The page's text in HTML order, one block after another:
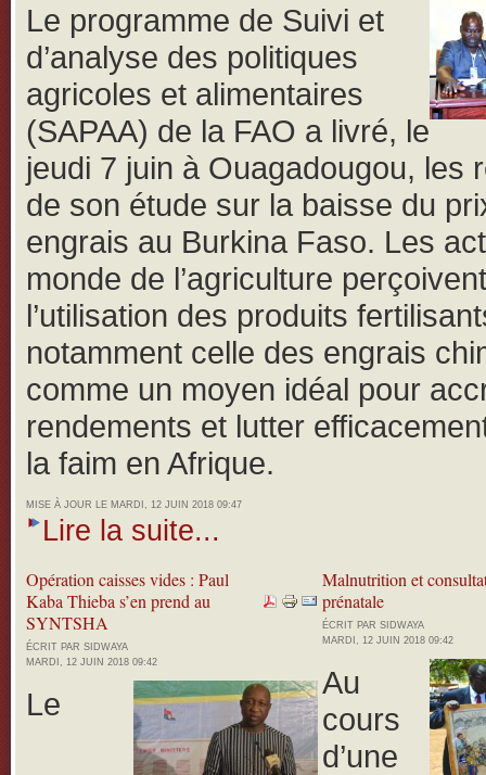
Le programme de Suivi et
d’analyse des politiques
agricoles et alimentaires
(SAPAA) de la FAO a livré, le
jeudi 7 juin à Ouagadougou, les
de son étude sur la baisse du
engrais au Burkina Faso. Les
monde de l’agriculture perçoivent
l’utilisation des produits
notamment celle des engrais
comme un moyen idéal pour
rendements et lutter
la faim en Afrique.
MISE À JOUR LE MARDI, 12 JUIN 2018 09:47
Lire la suite...
Opération caisses vides : Paul
Kaba Thieba s’en prend au
SYNTSHA
ÉCRIT PAR SIDWAYA
MARDI, 12 JUIN 2018 09:42
Le
Malnutrition et
prénatale
ÉCRIT PAR SIDWAYA
MARDI, 12 JUIN 2018 09:42
Au
cours
d’une